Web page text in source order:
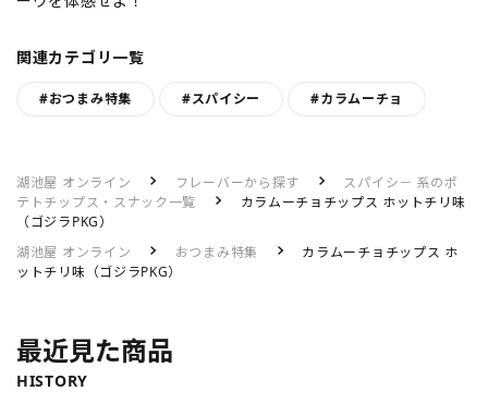
関連カテゴリ一覧
#おつまみ特集 #スパイシー #カラムーチョ
湖池屋 オンライン フレーバーから探す
スパイシ－ 系のポ
テトチップス・スナック一覧
カラムーチョチップス ホットチリ味
（ゴジラPKG）
湖池屋 オンライン
おつまみ特集
カラムーチョチップス ホ
ットチリ味（ゴジラPKG）
最近見た商品
HISTORY